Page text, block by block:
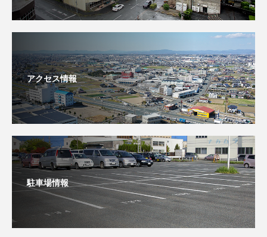
アクセス情報
駐車場情報